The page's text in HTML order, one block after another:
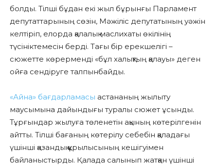
болды. Тілші бұдан екі жыл бұрынғы Парламент
депутаттарының сөзін, Мәжіліс депутатының уәжін
келтіріп, елорда қалалық маслихаты өкілінің
түсініктемесін берді. Тағы бір ерекшелігі –
сюжетте көрерменді «бұл халықтың қалауы» деген
ойға сендіруге талпынбайды.
«Айна» бағдарламасы астананың жылыту
маусымына дайындығы туралы сюжет ұсынды.
Тұрғындар жылуға төленетін ақының көтерілгенін
айтты. Тілші бағаның көтерілу себебін қаладағы
үшінші қазандық құрылысының кешігуімен
байланыстырды. Қалада салынып жатқан үшінші